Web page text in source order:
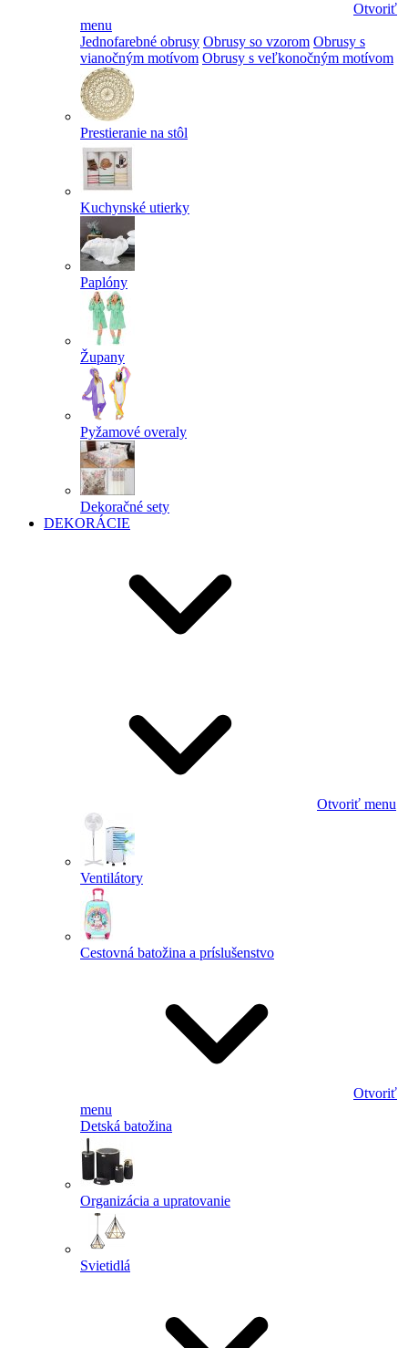
Otvoriť
menu
Jednofarebné obrusy Obrusy so vzorom Obrusy s
vianočným motívom Obrusy s veľkonočným motívom
Prestieranie na stôl
Kuchynské utierky
Paplóny
Župany
Pyžamové overaly
Dekoračné sety
DEKORÁCIE
Otvoriť menu
Ventilátory
Cestovná batožina a príslušenstvo
Otvoriť
menu
Detská batožina
Organizácia a upratovanie
Svietidlá